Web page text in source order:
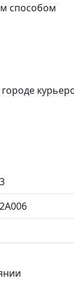
способом
городе